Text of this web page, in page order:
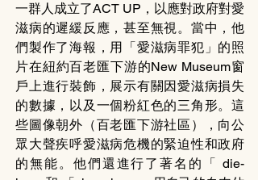
一群人成立了ACT UP，以應對政府對愛
滋病的遲緩反應，甚至無視。當中，他
們製作了海報，用「愛滋病罪犯」的照
片在紐約百老匯下游的New Museum窗
戶上進行裝飾，展示有關因愛滋病損失
的數據，以及一個粉紅色的三角形。這
些圖像朝外（百老匯下游社區），向公
眾大聲疾呼愛滋病危機的緊迫性和政府
的無能。他們還進行了著名的「 die-